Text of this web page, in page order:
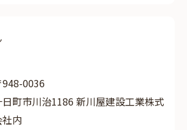
948-0036
日町市川治1186 新川屋建設工業株式
社内